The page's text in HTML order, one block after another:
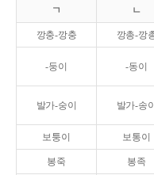
ㄱ ㄴ
깡충-깡충 깡총-깡
-둥이 -동이
발가-숭이 발가-송이
보퉁이 보통이
봉죽 봉족